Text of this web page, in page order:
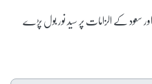
سعود کے الزامات پر سید نور بول پڑے